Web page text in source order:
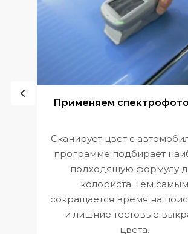
Применяем
Сканирует цвет с
программе подбирает
подходящую формулу
колориста. Тем самым
сокращается время на
и лишние тестовые
цвета.